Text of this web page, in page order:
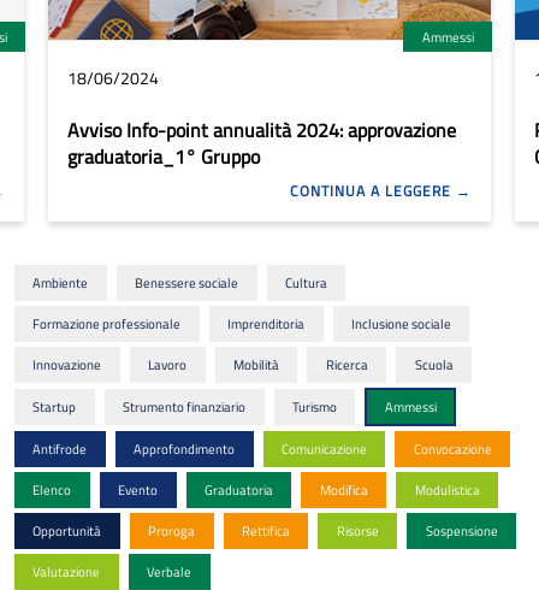
Ammessi
18/06/2024
Avviso Info-point annualità 2024: approvazione
graduatoria_1° Gruppo
CONTINUA A LEGGERE
Ambiente Benessere sociale Cultura
Formazione professionale Imprenditoria Inclusione sociale
Innovazione Lavoro Mobilità Ricerca Scuola
Startup Strumento finanziario Turismo Ammessi
Antifrode Approfondimento Comunicazione Convocazione
Elenco Evento Graduatoria Modifica Modulistica
Opportunità Proroga Rettifica Risorse Sospensione
Valutazione Verbale